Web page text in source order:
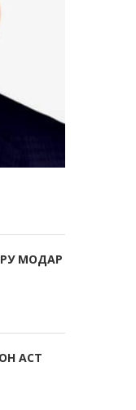
МОДАР
АСТ